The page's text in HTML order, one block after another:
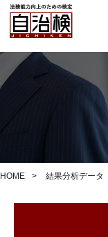
HOME 結果分析データ